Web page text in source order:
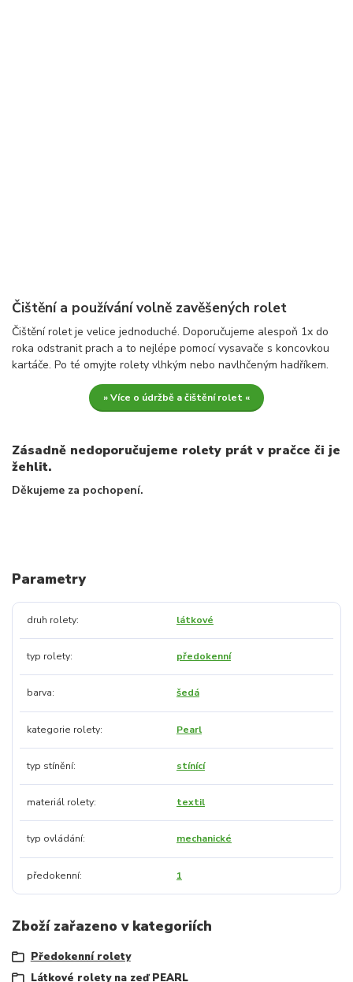
Čištění a používání volně zavěšených rolet
Čištění rolet je velice jednoduché. Doporučujeme alespoň 1x do
roka odstranit prach a to nejlépe pomocí vysavače s koncovkou
kartáče. Po té omyjte rolety vlhkým nebo navlhčeným hadříkem.
» Více o údržbě a čištění rolet «
Zásadně nedoporučujeme rolety prát v pračce či je
žehlit.
Děkujeme za pochopení.
Parametry
druh rolety látkové
typ rolety předokenní
barva šedá
kategorie rolety Pearl
typ stínění stínící
materiál rolety textil
typ ovládání mechanické
předokenní 1
Zboží zařazeno v kategoriích
Předokenní rolety
Látkové rolety na zeď PEARL